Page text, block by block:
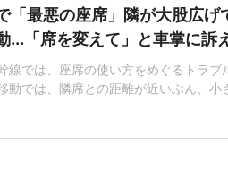
「最悪の座席」隣が大股広げ
...「席を変えて」と車掌に訴え
線では、座席の使い方をめぐるトラブ
動では、隣席との距離が近いぶん、小
とがある。都内在住の中村彩名さん(
新幹線で、思わぬ出来事に直面した。